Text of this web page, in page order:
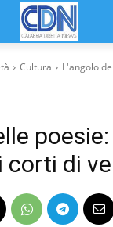
Cultura
L'angolo
poesie:
corti di